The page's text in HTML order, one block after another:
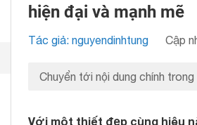
hiện đại và mạnh mẽ
Tác giả: nguyendinhtung Cập
Chuyển tới nội dung chính trong
Với một thiết đẹp cùng hiệu